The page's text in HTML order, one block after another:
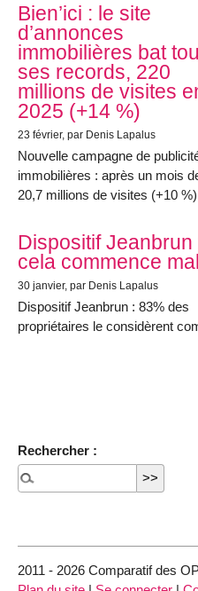
Bien’ici : le site
d’annonces
immobilières bat
ses records, 220
millions de visites
2025 (+14 %)
23 février, par Denis Lapalus
Nouvelle campagne de
immobilières : après un mois
20,7 millions de visites (+10
Dispositif Jeanbrun
cela commence
30 janvier, par Denis Lapalus
Dispositif Jeanbrun : 83% des
propriétaires le considèrent
Rechercher :
2011 - 2026 Comparatif des